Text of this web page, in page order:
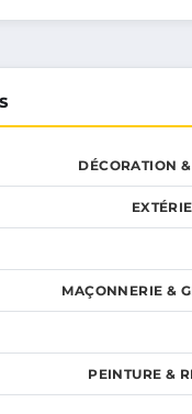
DÉCORATION
MAÇONNERIE &
PEINTURE &